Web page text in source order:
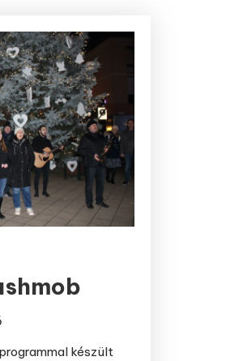
készült